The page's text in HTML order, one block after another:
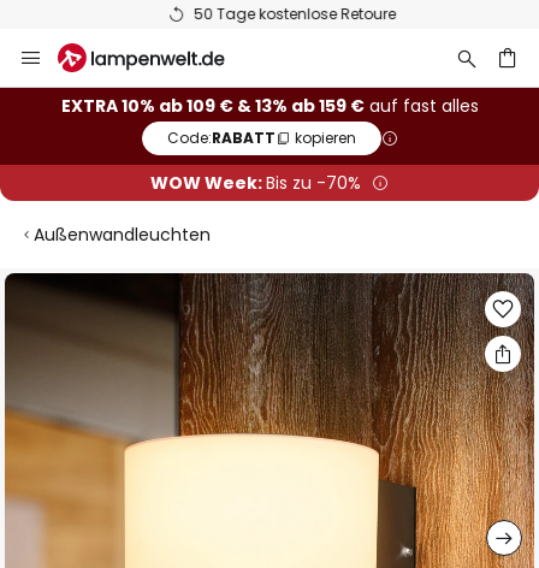
50 Tage kostenlose Retoure
Inhalt
springen
EXTRA 10% ab 109 € & 13% ab 159 €auf fast alles
Code:RABATT kopieren
WOW Week:Bis zu -70%
Außenwandleuchten
Zum
springen